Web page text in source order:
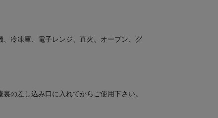
冷凍庫、電子レンジ、直火、オーブン、グ
の差し込み口に入れてからご使用下さい。